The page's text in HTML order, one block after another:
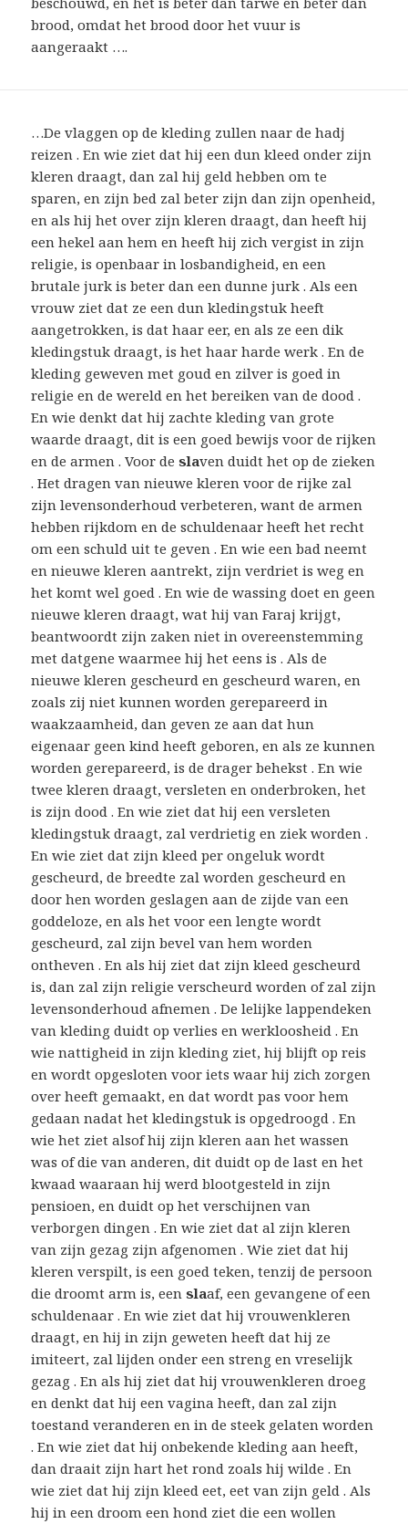
brood, omdat het brood door het vuur is
aangeraakt ….
…De vlaggen op de kleding zullen naar de hadj
reizen . En wie ziet dat hij een dun kleed onder zijn
kleren draagt, dan zal hij geld hebben om te
sparen, en zijn bed zal beter zijn dan zijn openheid,
en als hij het over zijn kleren draagt, dan heeft hij
een hekel aan hem en heeft hij zich vergist in zijn
religie, is openbaar in losbandigheid, en een
brutale jurk is beter dan een dunne jurk . Als een
vrouw ziet dat ze een dun kledingstuk heeft
aangetrokken, is dat haar eer, en als ze een dik
kledingstuk draagt, is het haar harde werk . En de
kleding geweven met goud en zilver is goed in
religie en de wereld en het bereiken van de dood .
En wie denkt dat hij zachte kleding van grote
waarde draagt, dit is een goed bewijs voor de rijken
en de armen . Voor deslaven duidt het op de zieken
. Het dragen van nieuwe kleren voor de rijke zal
zijn levensonderhoud verbeteren, want de armen
hebben rijkdom en de schuldenaar heeft het recht
om een ​​schuld uit te geven . En wie een bad neemt
en nieuwe kleren aantrekt, zijn verdriet is weg en
het komt wel goed . En wie de wassing doet en geen
nieuwe kleren draagt, wat hij van Faraj krijgt,
beantwoordt zijn zaken niet in overeenstemming
met datgene waarmee hij het eens is . Als de
nieuwe kleren gescheurd en gescheurd waren, en
zoals zij niet kunnen worden gerepareerd in
waakzaamheid, dan geven ze aan dat hun
eigenaar geen kind heeft geboren, en als ze kunnen
worden gerepareerd, is de drager behekst . En wie
twee kleren draagt, versleten en onderbroken, het
is zijn dood . En wie ziet dat hij een versleten
kledingstuk draagt, zal verdrietig en ziek worden .
En wie ziet dat zijn kleed per ongeluk wordt
gescheurd, de breedte zal worden gescheurd en
door hen worden geslagen aan de zijde van een
goddeloze, en als het voor een lengte wordt
gescheurd, zal zijn bevel van hem worden
ontheven . En als hij ziet dat zijn kleed gescheurd
is, dan zal zijn religie verscheurd worden of zal zijn
levensonderhoud afnemen . De lelijke lappendeken
van kleding duidt op verlies en werkloosheid . En
wie nattigheid in zijn kleding ziet, hij blijft op reis
en wordt opgesloten voor iets waar hij zich zorgen
over heeft gemaakt, en dat wordt pas voor hem
gedaan nadat het kledingstuk is opgedroogd . En
wie het ziet alsof hij zijn kleren aan het wassen
was of die van anderen, dit duidt op de last en het
kwaad waaraan hij werd blootgesteld in zijn
pensioen, en duidt op het verschijnen van
verborgen dingen . En wie ziet dat al zijn kleren
van zijn gezag zijn afgenomen . Wie ziet dat hij
kleren verspilt, is een goed teken, tenzij de persoon
die droomt arm is, eenslaaf, een gevangene of een
schuldenaar . En wie ziet dat hij vrouwenkleren
draagt, en hij in zijn geweten heeft dat hij ze
imiteert, zal lijden onder een streng en vreselijk
gezag . En als hij ziet dat hij vrouwenkleren droeg
en denkt dat hij een vagina heeft, dan zal zijn
toestand veranderen en in de steek gelaten worden
. En wie ziet dat hij onbekende kleding aan heeft,
dan draait zijn hart het rond zoals hij wilde . En
wie ziet dat hij zijn kleed eet, eet van zijn geld . Als
hij in een droom een ​​hond ziet die een wollen